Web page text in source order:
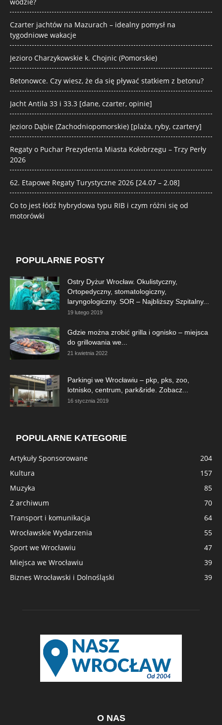
wodzie?
Czarter jachtów na Mazurach – idealny pomysł na
tygodniowe wakacje
Jezioro Charzykowskie k. Chojnic (Pomorskie)
Betonowce. Czy wiesz, że da się pływać statkiem z betonu?
Jacht Antila 33 i 33.3 [dane, czarter, opinie]
Jezioro Dąbie (Zachodniopomorskie) [plaża, ryby, czartery]
Regaty o Puchar Prezydenta Miasta Kołobrzegu – Trzy Perły
2026
62. Etapowe Regaty Turystyczne 2026 [24.07 – 2.08]
Co to jest łódź hybrydowa typu RIB i czym różni się od
motorówki
POPULARNE POSTY
Ostry Dyżur Wrocław. Okulistyczny,
Ortopedyczny, stomatologiczny,
laryngologiczny. SOR – Najbliższy Szpitalny...
19 lutego 2019
Gdzie można zrobić grilla i ognisko – miejsca
do grillowania we...
21 kwietnia 2022
Parkingi we Wrocławiu – pkp, pks, zoo,
lotnisko, centrum, park&ride. Zobacz...
16 stycznia 2019
POPULARNE KATEGORIE
Artykuły Sponsorowane
204
Kultura
157
Muzyka
85
Z archiwum
70
Transport i komunikacja
64
Wrocławskie Wydarzenia
55
Sport we Wrocławiu
47
Miejsca we Wrocławiu
39
Biznes Wrocławski i Dolnośląski
39
O NAS